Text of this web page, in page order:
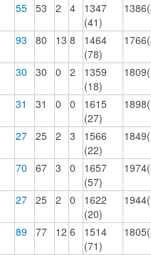
55 53 2 4
1347
(41)
93 80 13 8
1464
(78)
30 30 0 2
1359
(18)
31 31 0 0
1615
(27)
27 25 2 3
1566
(22)
70 67 3 0
1657
(57)
27 25 2 0
1622
(20)
89 77 12 6
1514
(71)